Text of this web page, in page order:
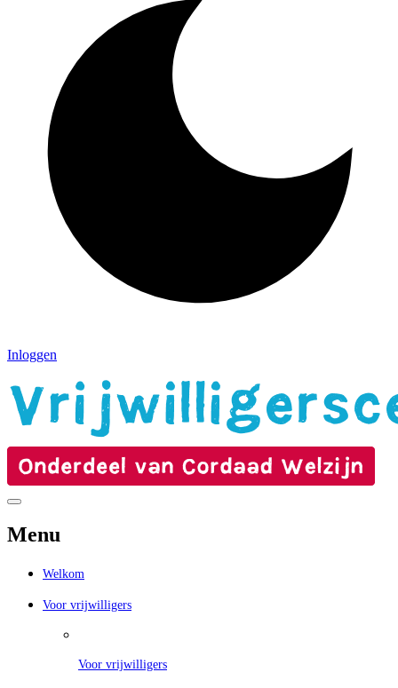
Inloggen
Menu
Welkom
Voor vrijwilligers
Voor vrijwilligers